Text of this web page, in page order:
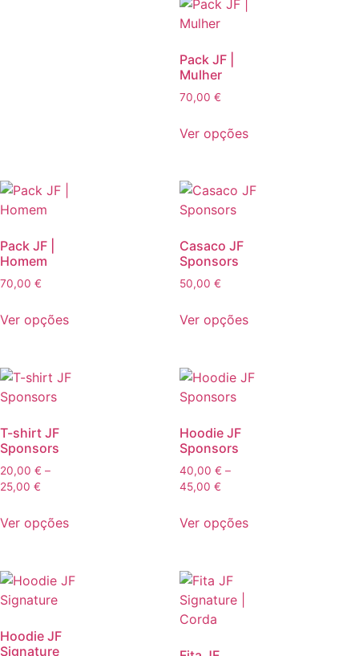
Pack JF |
Mulher
70,00 €
Ver opções
Pack JF |
Homem
70,00 €
Ver opções
Casaco JF
Sponsors
50,00 €
Ver opções
T-shirt JF
Sponsors
20,00 € –
25,00 €
Ver opções
Hoodie JF
Sponsors
40,00 € –
45,00 €
Ver opções
Hoodie JF
Signature